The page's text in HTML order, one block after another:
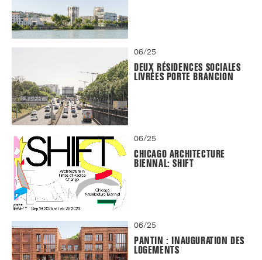
06/25
DEUX RÉSIDENCES SOCIALES
LIVRÉES PORTE BRANCION
06/25
CHICAGO ARCHITECTURE
BIENNAL: SHIFT
06/25
PANTIN : INAUGURATION DES
LOGEMENTS